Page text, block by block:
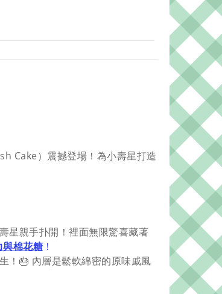
Cake）震撼登場！為小壽星打造
星親手扑開！裡面無限驚喜藏著
棉花糖 ！
！🎂 內層是鬆軟綿密的原味戚風